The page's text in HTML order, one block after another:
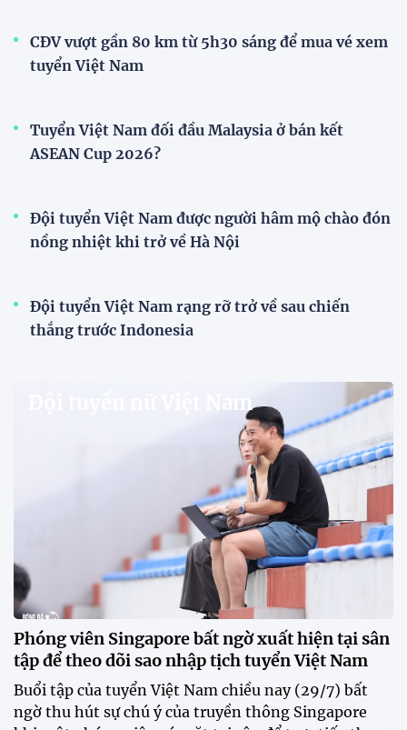
XEM THÊM
HLV Văn Sỹ Sơn: "Tôi đặt bút ký bằng niềm tin
Sông Lam Nghệ An. Nhà cầm quân người xứ Nghệ
khẳng định ông nhận nhiệm vụ bằng "niềm tin và
khát vọng", đồng thời đặt nhiều kỳ vọng vào thế hệ
CLB Sông Lam Nghệ An chính thức có nhà tài trợ
Tiền đạo Đình Bắc chốt tương lai sau tin đồn sang
Nhật Bản thi đấu
ĐKVĐ Cúp Quốc gia chiêu mộ sao trẻ của ĐT Việt